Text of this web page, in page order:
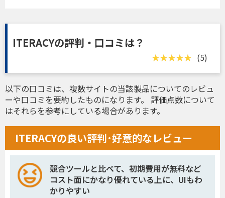
ITERACYの評判・口コミは？
(5)
以下の口コミは、複数サイトの当該製品についてのレビュ
ーや口コミを要約したものになります。 評価点数について
はそれらを参考にしている場合があります。
ITERACYの良い評判･好意的なレビュー
競合ツールと比べて、初期費用が無料など
コスト面にかなり優れている上に、UIもわ
かりやすい